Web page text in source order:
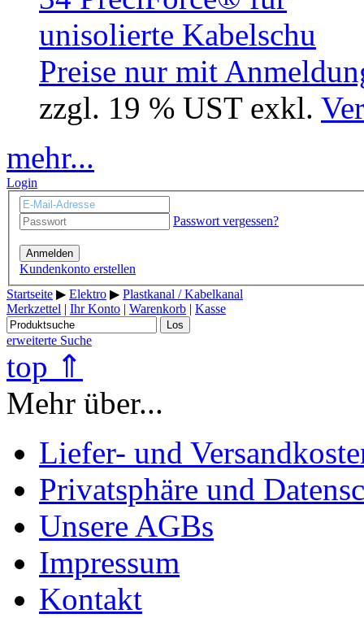
Preise nur mit
zzgl. 19 % UST exkl.
mehr...
Login
Passwort vergessen?
Anmelden
Kundenkonto erstellen
Startseite ▶ Elektro ▶ Plastkanal / Kabelkanal
Merkzettel | Ihr Konto | Warenkorb | Kasse
Los
erweiterte Suche
top ⇑
Mehr über...
Liefer- und
Privatsphäre und
Unsere AGBs
Impressum
Kontakt